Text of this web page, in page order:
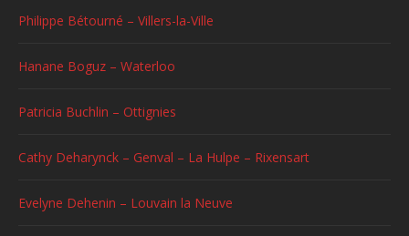
Philippe Bétourné – Villers-la-Ville
Hanane Boguz – Waterloo
Patricia Buchlin – Ottignies
Cathy Deharynck – Genval – La Hulpe – Rixensart
Evelyne Dehenin – Louvain la Neuve